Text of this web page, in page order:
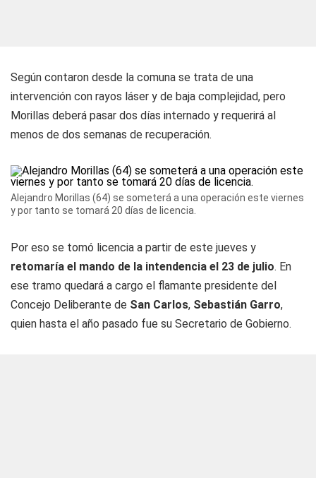
Según contaron desde la comuna se trata de una
intervención con rayos láser y de baja complejidad, pero
Morillas deberá pasar dos días internado y requerirá al
menos de dos semanas de recuperación.
Alejandro Morillas (64) se someterá a una operación este viernes
y por tanto se tomará 20 días de licencia.
Por eso se tomó licencia a partir de este jueves y
retomaría el mando de la intendencia el 23 de julio. En
ese tramo quedará a cargo el flamante presidente del
Concejo Deliberante de San Carlos, Sebastián Garro,
quien hasta el año pasado fue su Secretario de Gobierno.